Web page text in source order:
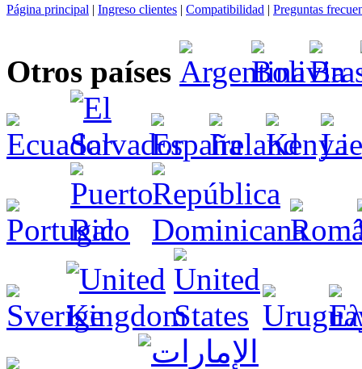
Página principal | Ingreso clientes | Compatibilidad | Preguntas
Otros países